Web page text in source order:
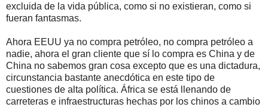
excluida de la vida pública, como si no existieran, como si
fueran fantasmas.
Ahora EEUU ya no compra petróleo, no compra petróleo a
nadie, ahora el gran cliente que sí lo compra es China y de
China no sabemos gran cosa excepto que es una dictadura,
circunstancia bastante anecdótica en este tipo de
cuestiones de alta política. África se está llenando de
carreteras e infraestructuras hechas por los chinos a cambio